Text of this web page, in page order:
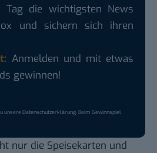
Tag die wichtigsten News
und sichern sich ihren
Anmelden und mit etwas
gewinnen!
unsereDatenschutzerklärung. Beim Gewinnspiel
nur die Speisekarten und